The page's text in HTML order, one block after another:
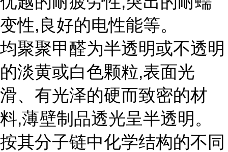
变性,良好的电性能等。
均聚聚甲醛为半透明或不透明
的淡黄或白色颗粒,表面光
滑、有光泽的硬而致密的材
料,薄壁制品透光呈半透明。
按其分子链中化学结构的不同